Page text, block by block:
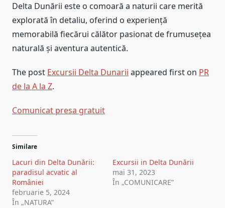
Delta Dunării este o comoară a naturii care merită
explorată în detaliu, oferind o experiență
memorabilă fiecărui călător pasionat de frumusețea
naturală și aventura autentică.
The post Excursii Delta Dunarii appeared first on PR
de la A la Z.
Comunicat presa gratuit
Similare
Lacuri din Delta Dunării:
paradisul acvatic al
României
februarie 5, 2024
În „NATURA”
Excursii in Delta Dunării
mai 31, 2023
În „COMUNICARE”